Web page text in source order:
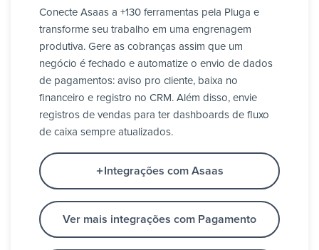
Conecte Asaas a +130 ferramentas pela Pluga e
transforme seu trabalho em uma engrenagem
produtiva. Gere as cobranças assim que um
negócio é fechado e automatize o envio de dados
de pagamentos: aviso pro cliente, baixa no
financeiro e registro no CRM. Além disso, envie
registros de vendas para ter dashboards de fluxo
de caixa sempre atualizados.
Integrações com Asaas
Ver mais integrações com Pagamento